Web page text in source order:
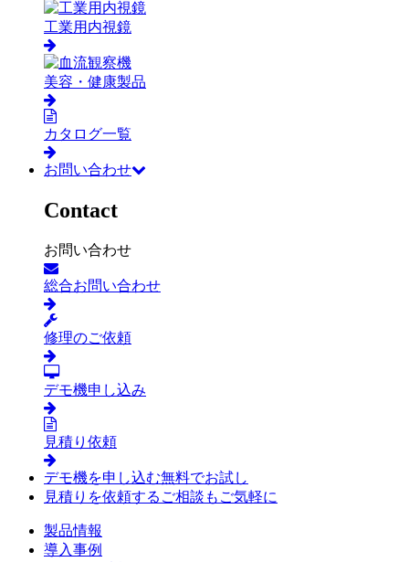
工業用内視鏡
美容・健康製品
カタログ一覧
お問い合わせ
Contact
お問い合わせ
総合お問い合わせ
修理のご依頼
デモ機申し込み
見積り依頼
デモ機を申し込む無料でお試し
見積りを依頼する ご相談もご気軽に
製品情報
導入事例